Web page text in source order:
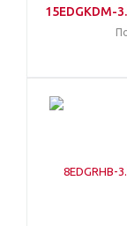
15EDGKDM-